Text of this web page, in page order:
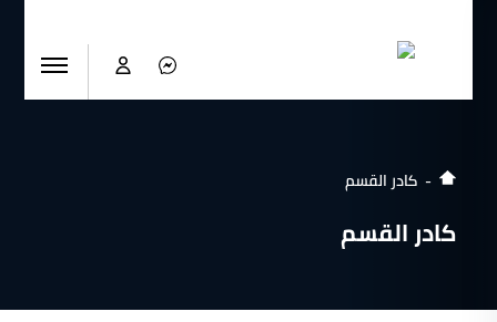
كادر القسم
كادر القسم